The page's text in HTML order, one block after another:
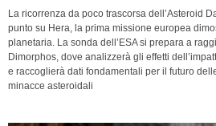
La ricorrenza da poco trascorsa dell’Asteroid
punto su Hera, la prima missione europea
planetaria. La sonda dell’ESA si prepara a
Dimorphos, dove analizzerà gli effetti
e raccoglierà dati fondamentali per il futuro
minacce asteroidali